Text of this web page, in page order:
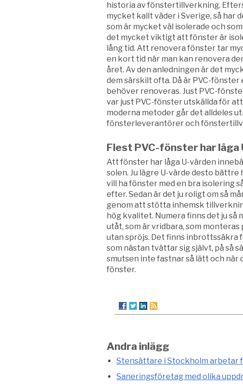
historia av fönstertillverkning.
mycket kallt väder i Sverige, så
som är mycket väl isolerade och
det mycket viktigt att fönster är
lång tid. Att renovera fönster tar
en kort tid när man kan renovera
året. Av den anledningen är det
dem särskilt ofta. Då är PVC-
behöver renoveras. Just PVC-
var just PVC-fönster utskällda för
moderna metoder går det alldeles
fönsterleverantörer och
Flest PVC-fönster har låga
Att fönster har låga U-värden
solen. Ju lägre U-värde desto
vill ha fönster med en bra isolering
efter. Sedan är det ju roligt om så
genom att stötta inhemsk
hög kvalitet. Numera finns det ju så
utåt, som är vridbara, som monteras
utan spröjs. Det finns inbrottssäkra
som nästan tvättar sig självt, på så
smutsen inte fastnar så lätt och när
fönster.
Andra inlägg
Stensättare i Stockholm arbetar
Saneringsföretag med olika